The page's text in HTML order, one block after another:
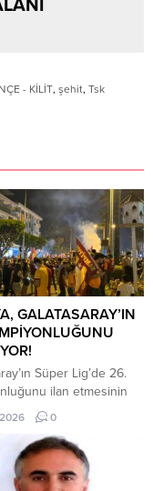
- KİLİT, şehit, Tsk
GALATASARAY’IN
Süper Lig’de 26.
ilan etmesinin
sarı-kırmızılı
sokaklara akın etti.
karşısında alınan 4-
sonrası başlayan
gece boyunca devam
0